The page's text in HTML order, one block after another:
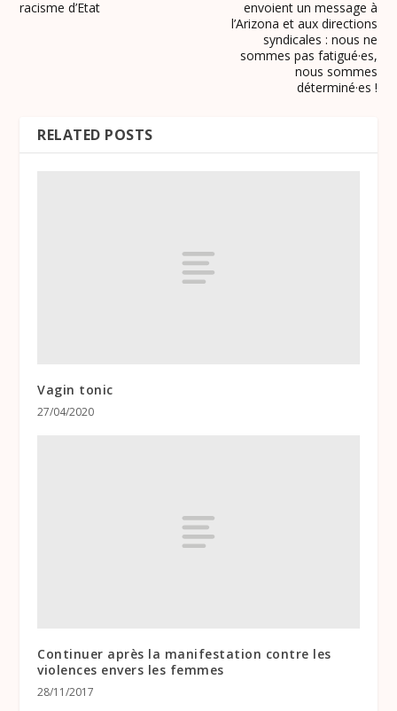
racisme d’Etat
envoient un message à
l’Arizona et aux directions
syndicales : nous ne
sommes pas fatigué·es,
nous sommes
déterminé·es !
RELATED POSTS
Vagin tonic
27/04/2020
Continuer après la manifestation contre les
violences envers les femmes
28/11/2017